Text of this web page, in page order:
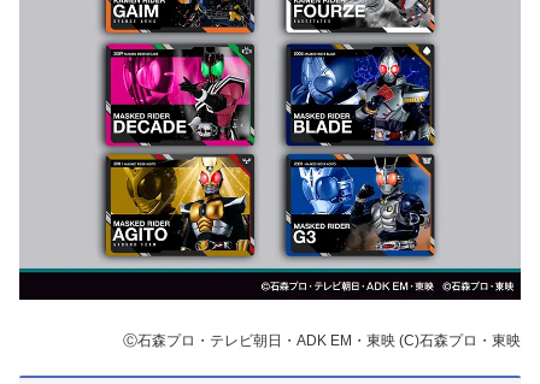
Ⓒ石森プロ・テレビ朝日・ADK EM・東映 (C)石森プロ・東映